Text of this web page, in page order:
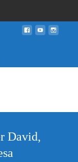
David,